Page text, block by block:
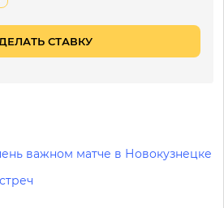
СТАВКУ
важном матче в Новокузнецке